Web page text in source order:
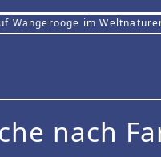
Wangerooge im
nach